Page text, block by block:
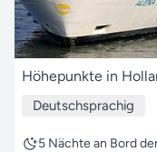
Höhepunkte in
Deutschsprachig
5 Nächte an Bord